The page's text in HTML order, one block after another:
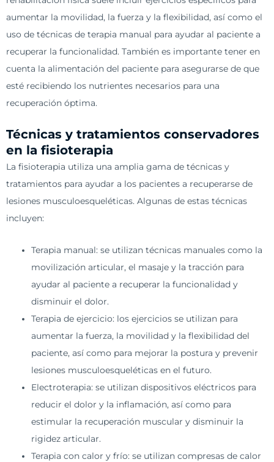
aumentar la movilidad, la fuerza y la flexibilidad, así como el
uso de técnicas de terapia manual para ayudar al paciente a
recuperar la funcionalidad. También es importante tener en
cuenta la alimentación del paciente para asegurarse de que
esté recibiendo los nutrientes necesarios para una
recuperación óptima.
Técnicas y tratamientos conservadores
en la fisioterapia
La fisioterapia utiliza una amplia gama de técnicas y
tratamientos para ayudar a los pacientes a recuperarse de
lesiones musculoesqueléticas. Algunas de estas técnicas
incluyen:
Terapia manual: se utilizan técnicas manuales como la
movilización articular, el masaje y la tracción para
ayudar al paciente a recuperar la funcionalidad y
disminuir el dolor.
Terapia de ejercicio: los ejercicios se utilizan para
aumentar la fuerza, la movilidad y la flexibilidad del
paciente, así como para mejorar la postura y prevenir
lesiones musculoesqueléticas en el futuro.
Electroterapia: se utilizan dispositivos eléctricos para
reducir el dolor y la inflamación, así como para
estimular la recuperación muscular y disminuir la
rigidez articular.
Terapia con calor y frío: se utilizan compresas de calor